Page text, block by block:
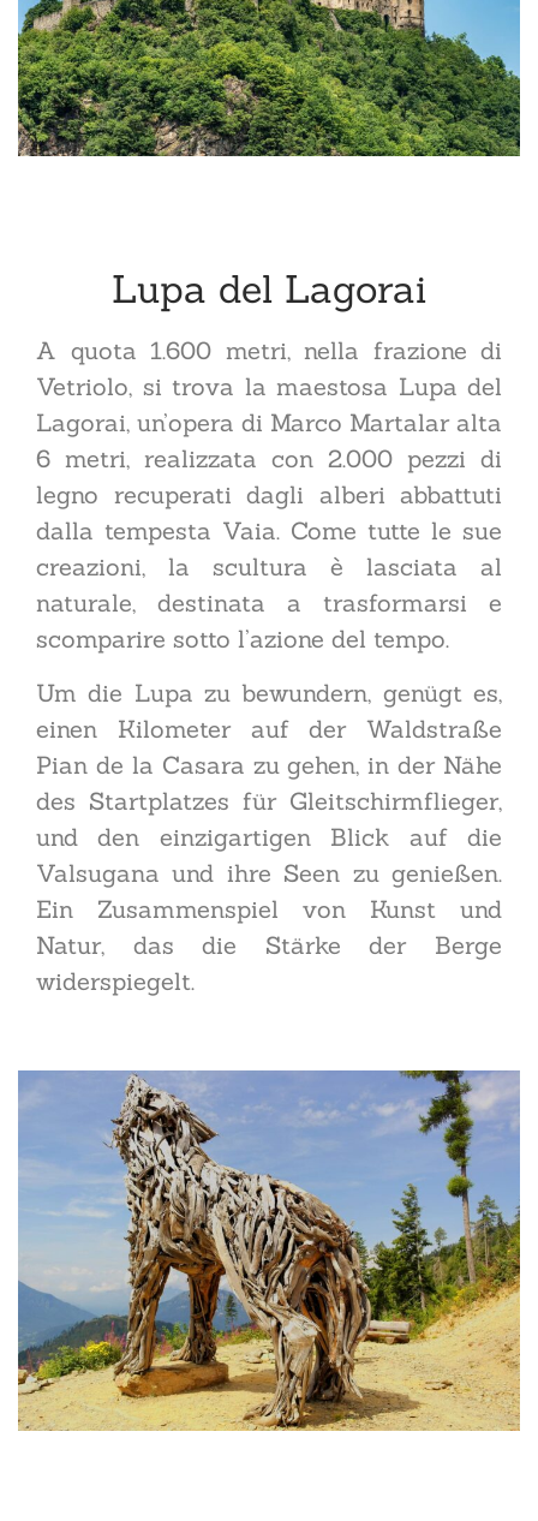
Lupa del Lagorai
A quota 1.600 metri, nella frazione di
Vetriolo, si trova la maestosa Lupa del
Lagorai, un’opera di Marco Martalar alta
6 metri, realizzata con 2.000 pezzi di
legno recuperati dagli alberi abbattuti
dalla tempesta Vaia. Come tutte le sue
creazioni, la scultura è lasciata al
naturale, destinata a trasformarsi e
scomparire sotto l’azione del tempo.
Um die Lupa zu bewundern, genügt es,
einen Kilometer auf der Waldstraße
Pian de la Casara zu gehen, in der Nähe
des Startplatzes für Gleitschirmflieger,
und den einzigartigen Blick auf die
Valsugana und ihre Seen zu genießen.
Ein Zusammenspiel von Kunst und
Natur, das die Stärke der Berge
widerspiegelt.